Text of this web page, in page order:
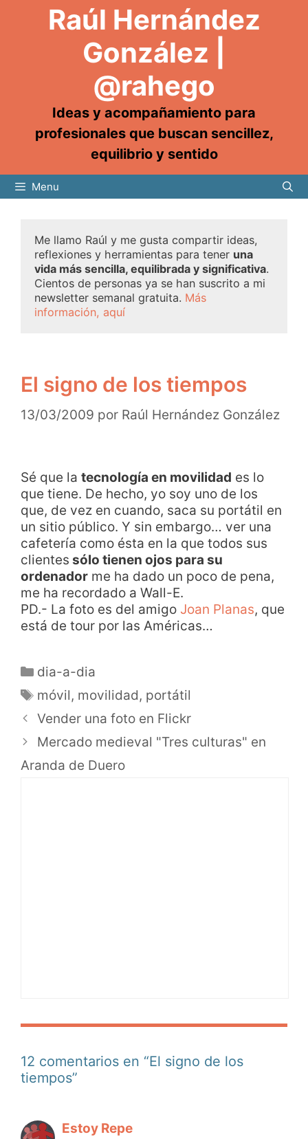
Raúl Hernández
González |
@rahego
Ideas y acompañamiento para
profesionales que buscan sencillez,
equilibrio y sentido
Menu
Me llamo Raúl y me gusta compartir ideas,
reflexiones y herramientas para tener una
vida más sencilla, equilibrada y significativa.
Cientos de personas ya se han suscrito a mi
newsletter semanal gratuita. Más
información, aquí
El signo de los tiempos
13/03/2009 por Raúl Hernández González
Sé que la tecnología en movilidad es lo
que tiene. De hecho, yo soy uno de los
que, de vez en cuando, saca su portátil en
un sitio público. Y sin embargo… ver una
cafetería como ésta en la que todos sus
clientes sólo tienen ojos para su
ordenador me ha dado un poco de pena,
me ha recordado a Wall-E.
PD.- La foto es del amigo Joan Planas, que
está de tour por las Américas…
dia-a-dia
móvil, movilidad, portátil
Vender una foto en Flickr
Mercado medieval "Tres culturas" en
Aranda de Duero
12 comentarios en “El signo de los
tiempos”
Estoy Repe